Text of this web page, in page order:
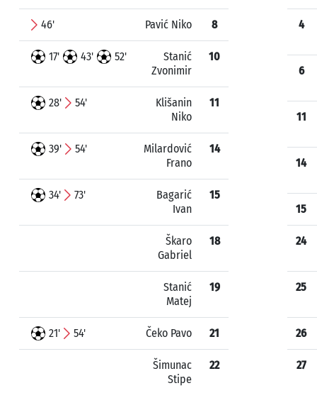
46' Pavić Niko 8
17' 43' 52'
Stanić
Zvonimir
10
28' 54'
Klišanin
Niko
11
39' 54'
Milardović
Frano
14
34' 73'
Bagarić
Ivan
15
Škaro
Gabriel
18
Stanić
Matej
19
21' 54' Čeko Pavo 21
Šimunac
Stipe
22
4
6
11
14
15
24
25
26
27